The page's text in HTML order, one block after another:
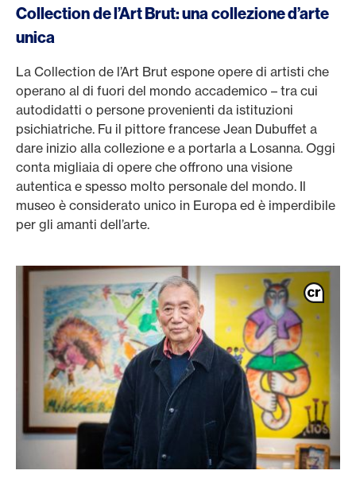
Collection de l’Art Brut: una collezione d’arte
unica
La Collection de l’Art Brut espone opere di artisti che
operano al di fuori del mondo accademico – tra cui
autodidatti o persone provenienti da istituzioni
psichiatriche. Fu il pittore francese Jean Dubuffet a
dare inizio alla collezione e a portarla a Losanna. Oggi
conta migliaia di opere che offrono una visione
autentica e spesso molto personale del mondo. Il
museo è considerato unico in Europa ed è imperdibile
per gli amanti dell’arte.